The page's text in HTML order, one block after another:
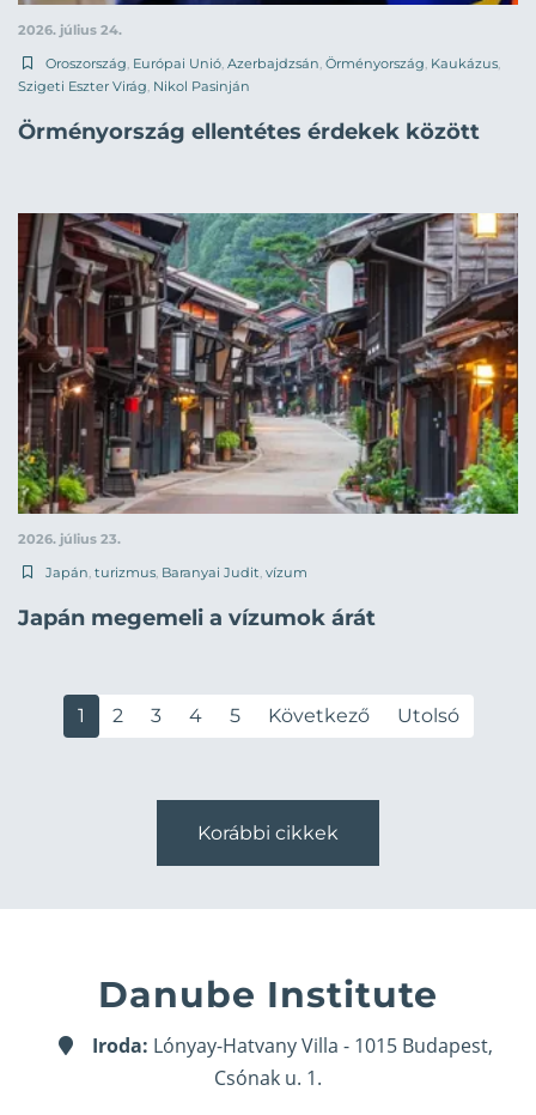
2026. július 24.
Oroszország Európai Unió Azerbajdzsán Örményország Kaukázus
Szigeti Eszter Virág Nikol Pasinján
Örményország ellentétes érdekek között
2026. július 23.
Japán, turizmus, Baranyai Judit, vízum
Japán megemeli a vízumok árát
1 2 3 4 5 Következő Utolsó
Korábbi cikkek
Danube Institute
Iroda: Lónyay-Hatvany Villa - 1015 Budapest,
Csónak u. 1.